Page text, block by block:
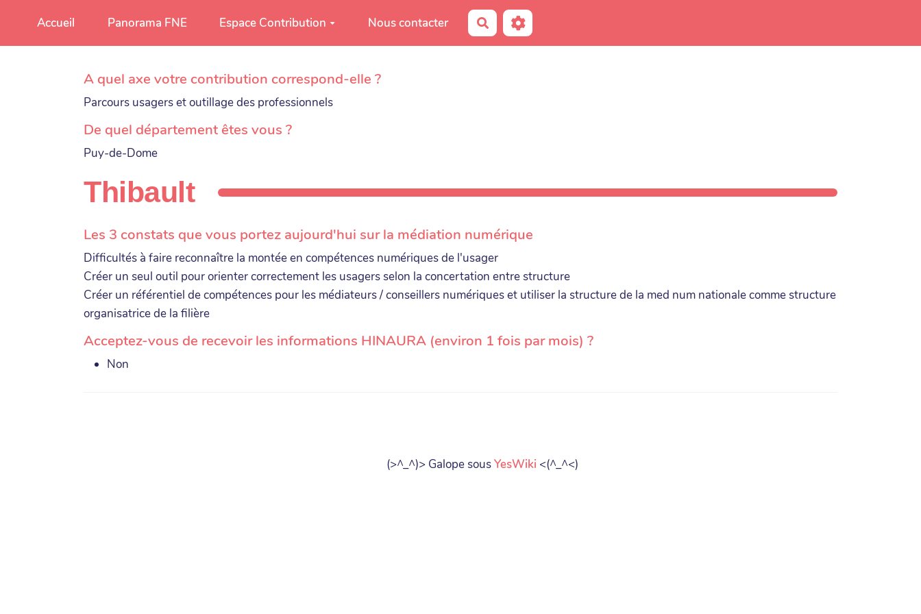
Aller au contenu principal
Accueil Panorama FNE Espace Contribution Nous contacter Rechercher
A quel axe votre contribution correspond-elle ?
Parcours usagers et outillage des professionnels
De quel département êtes vous ?
Puy-de-Dome
Thibault
Les 3 constats que vous portez aujourd'hui sur la médiation numérique
Difficultés à faire reconnaître la montée en compétences numériques de l'usager
Créer un seul outil pour orienter correctement les usagers selon la concertation entre structure
Créer un référentiel de compétences pour les médiateurs / conseillers numériques et utiliser la structure de la med num nationale comme structure
organisatrice de la filière
Acceptez-vous de recevoir les informations HINAURA (environ 1 fois par mois) ?
Non
(>^_^)> Galope sousYesWiki <(^_^<)